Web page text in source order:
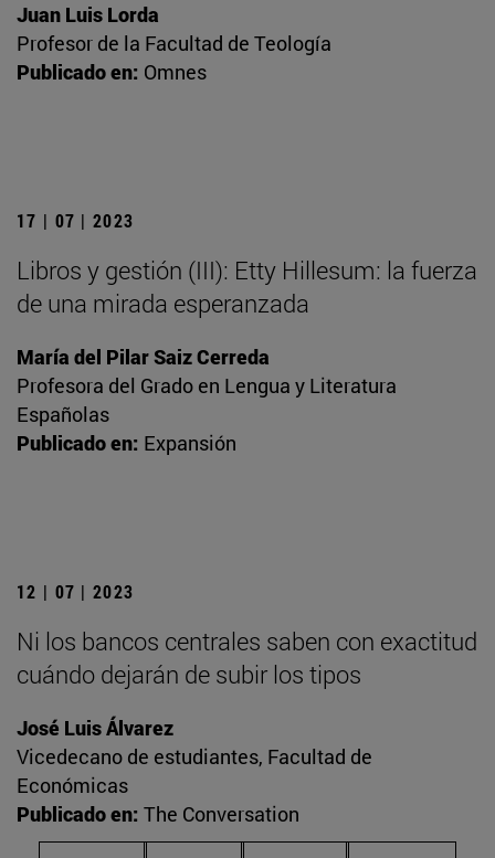
Juan Luis Lorda
Profesor de la Facultad de Teología
Publicado en: Omnes
17 | 07 | 2023
Libros y gestión (III): Etty Hillesum: la fuerza
de una mirada esperanzada
María del Pilar Saiz Cerreda
Profesora del Grado en Lengua y Literatura
Españolas
Publicado en: Expansión
12 | 07 | 2023
Ni los bancos centrales saben con exactitud
cuándo dejarán de subir los tipos
José Luis Álvarez
Vicedecano de estudiantes, Facultad de
Económicas
Publicado en: The Conversation